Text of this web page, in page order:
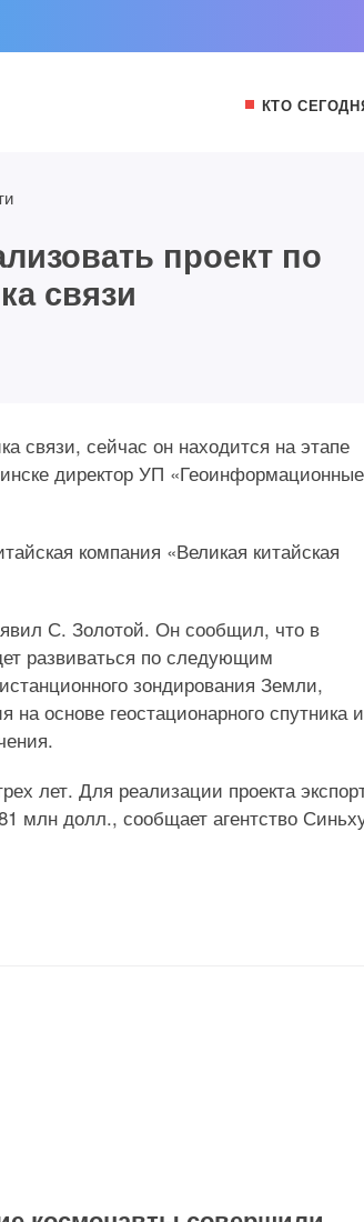
КТО
проект по
связи
связи, сейчас он находится на этапе
директор УП «Геоинформационные
компания «Великая китайская
С. Золотой. Он сообщил, что в
развиваться по следующим
зондирования Земли,
основе геостационарного спутника и
лет. Для реализации проекта
млн долл., сообщает агентство